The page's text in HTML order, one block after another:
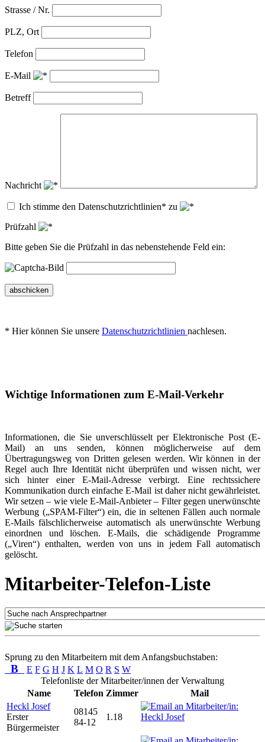
Strasse / Nr.
PLZ, Ort
Telefon
E-Mail
Betreff
Nachricht
Ich stimme den Datenschutzrichtlinien* zu
Prüfzahl
Bitte geben Sie die Prüfzahl in das nebenstehende Feld ein:
abschicken
* Hier können Sie unsere Datenschutzrichtlinien nachlesen.
Wichtige Informationen zum E-Mail-Verkehr
Informationen, die Sie unverschlüsselt per Elektronische Post (E-
Mail) an uns senden, können möglicherweise auf dem
Übertragungsweg von Dritten gelesen werden. Wir können in der
Regel auch Ihre Identität nicht überprüfen und wissen nicht, wer
sich hinter einer E-Mail-Adresse verbirgt. Eine rechtssichere
Kommunikation durch einfache E-Mail ist daher nicht gewährleistet.
Wir setzen – wie viele E-Mail-Anbieter – Filter gegen unerwünschte
Werbung („SPAM-Filter“) ein, die in seltenen Fällen auch normale
E-Mails fälschlicherweise automatisch als unerwünschte Werbung
einordnen und löschen. E-Mails, die schädigende Programme
(„Viren“) enthalten, werden von uns in jedem Fall automatisch
gelöscht.
Mitarbeiter-Telefon-Liste
Sprung zu den Mitarbeitern mit dem Anfangsbuchstaben:
B E F G H J K L M O R S W
Telefonliste der Mitarbeiter/innen der Verwaltung
Name
Telefon Zimmer
Mail
Heckl Josef
Erster
Bürgermeister
08145
84-12
1.18